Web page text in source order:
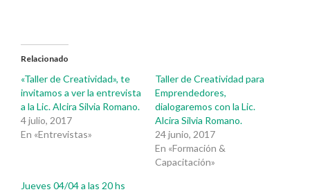
Relacionado
«Taller de Creatividad», te
invitamos a ver la entrevista
a la Lic. Alcira Silvia Romano.
4 julio, 2017
En «Entrevistas»
Taller de Creatividad para
Emprendedores,
dialogaremos con la Lic.
Alcira Silvia Romano.
24 junio, 2017
En «Formación &
Capacitación»
Jueves 04/04 a las 20 hs